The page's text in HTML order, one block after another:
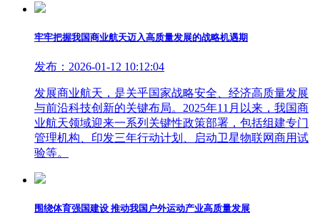
牢牢把握我国商业航天迈入高质量发展的战略机遇期
发布：2026-01-12 10:12:04
发展商业航天，是关乎国家战略安全、经济高质量发展
与前沿科技创新的关键布局。2025年11月以来，我国商
业航天领域迎来一系列关键性政策部署，包括组建专门
管理机构、印发三年行动计划、启动卫星物联网商用试
验等。
围绕体育强国建设 推动我国户外运动产业高质量发展